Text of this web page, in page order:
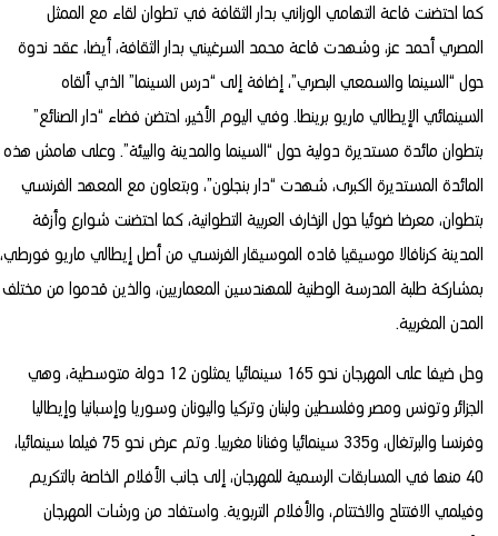
كما احتضنت قاعة التهامي الوزاني بدار الثقافة في تطوان لقاء مع الممثل
المصري أحمد عز، وشهدت قاعة محمد السرغيني بدار الثقافة، أيضا، عقد ندوة
حول “السينما والسمعي البصري”، إضافة إلى “درس السينما” الذي ألقاه
السينمائي الإيطالي ماريو برينطا. وفي اليوم الأخير، احتضن فضاء “دار الصنائع”
بتطوان مائدة مستديرة دولية حول “السينما والمدينة والبيئة”. وعلى هامش هذه
المائدة المستديرة الكبرى، شهدت “دار بنجلون”، وبتعاون مع المعهد الفرنسي
بتطوان، معرضا ضوئيا حول الزخارف العربية التطوانية، كما احتضنت شوارع وأزقة
المدينة كرنافالا موسيقيا قاده الموسيقار الفرنسي من أصل إيطالي ماريو فورطي،
بمشاركة طلبة المدرسة الوطنية للمهندسين المعماريين، والذين قدموا من مختلف
المدن المغربية.
وحل ضيفا على المهرجان نحو 165 سينمائيا يمثلون 12 دولة متوسطية، وهي
الجزائر وتونس ومصر وفلسطين ولبنان وتركيا واليونان وسوريا وإسبانيا وإيطاليا
وفرنسا والبرتغال، و335 سينمائيا وفنانا مغربيا. وتم عرض نحو 75 فيلما سينمائيا،
40 منها في المسابقات الرسمية للمهرجان، إلى جانب الأفلام الخاصة بالتكريم
وفيلمي الافتتاح والاختتام، والأفلام التربوية. واستفاد من ورشات المهرجان